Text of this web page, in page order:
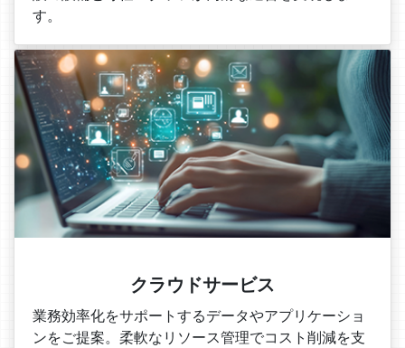
す。
クラウドサービス
業務効率化をサポートするデータやアプリケーショ
ンをご提案。柔軟なリソース管理でコスト削減を支